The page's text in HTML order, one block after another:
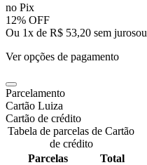
no Pix
12% OFF
Ou 1x de R$ 53,20 sem jurosou
Ver opções de pagamento
Parcelamento
Cartão Luiza
Cartão de crédito
Tabela de parcelas de Cartão
de crédito
Parcelas
Total